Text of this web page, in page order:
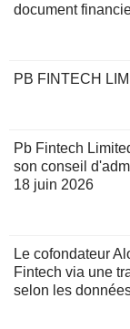
document
PB FINTECH
Pb Fintech
son conseil
18 juin 2026
Le cofondateur
Fintech via une
selon les